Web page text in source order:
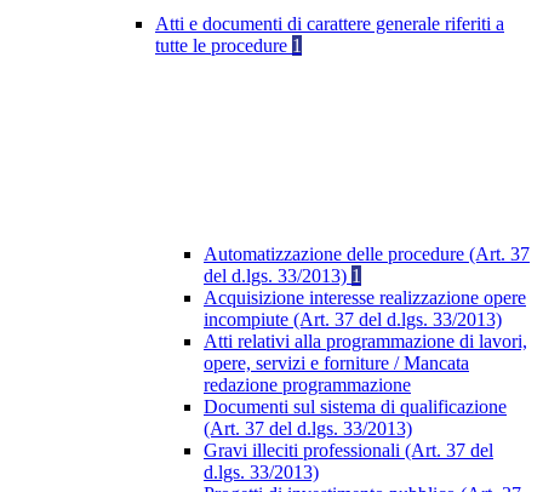
Atti e documenti di carattere generale riferiti a
tutte le procedure 1
Automatizzazione delle procedure (Art. 37
del d.lgs. 33/2013) 1
Acquisizione interesse realizzazione opere
incompiute (Art. 37 del d.lgs. 33/2013)
Atti relativi alla programmazione di lavori,
opere, servizi e forniture / Mancata
redazione programmazione
Documenti sul sistema di qualificazione
(Art. 37 del d.lgs. 33/2013)
Gravi illeciti professionali (Art. 37 del
d.lgs. 33/2013)